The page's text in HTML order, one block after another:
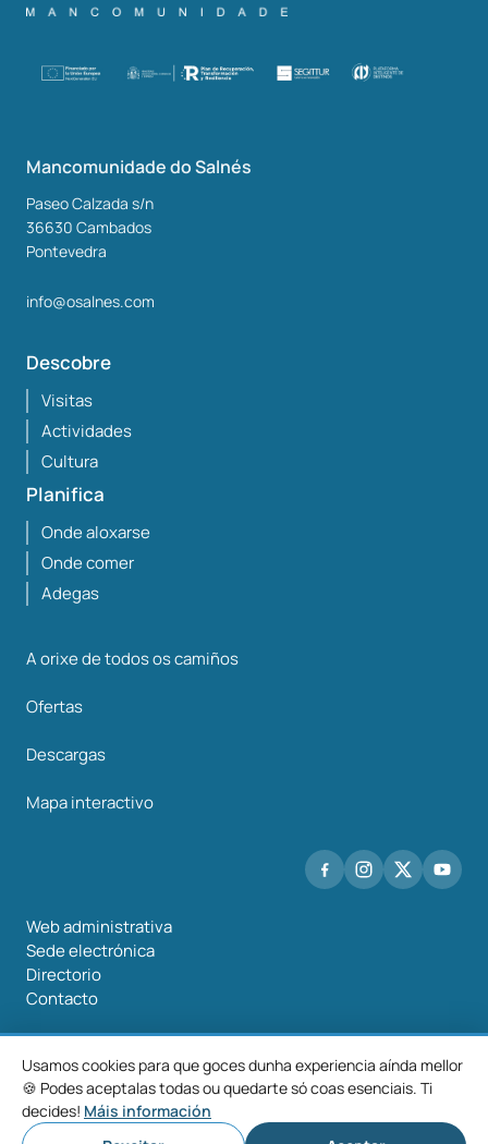
Mancomunidade do Salnés
Paseo Calzada s/n
36630 Cambados
Pontevedra
info@osalnes.com
Descobre
Visitas
Actividades
Cultura
Planifica
Onde aloxarse
Onde comer
Adegas
A orixe de todos os camiños
Ofertas
Descargas
Mapa interactivo
Web administrativa
Sede electrónica
Directorio
Contacto
©2026 Mancomunidade O Salnés
Aviso
Política de
Política de
Configurar
Usamos cookies para que goces dunha experiencia aínda mellor
🍪 Podes aceptalas todas ou quedarte só coas esenciais. Ti
decides! Máis información